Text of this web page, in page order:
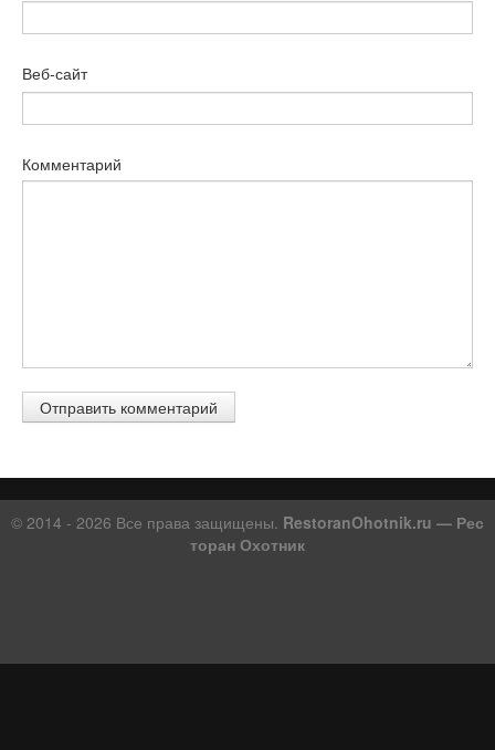
Веб-сайт
Комментарий
© 2014 - 2026 Все права защищены. RestoranOhotnik.ru — Рес
торан Охотник